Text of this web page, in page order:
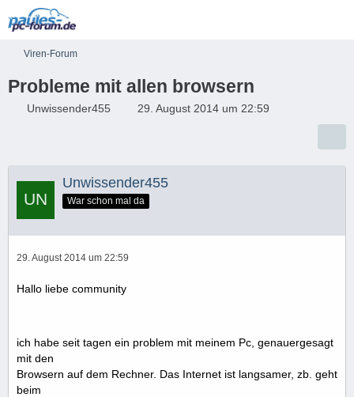
Viren-Forum
Probleme mit allen browsern
Unwissender455 29. August 2014 um 22:59
Unwissender455
War schon mal da
29. August 2014 um 22:59
Hallo liebe community
ich habe seit tagen ein problem mit meinem Pc, genauergesagt
mit den
Browsern auf dem Rechner. Das Internet ist langsamer, zb. geht
beim